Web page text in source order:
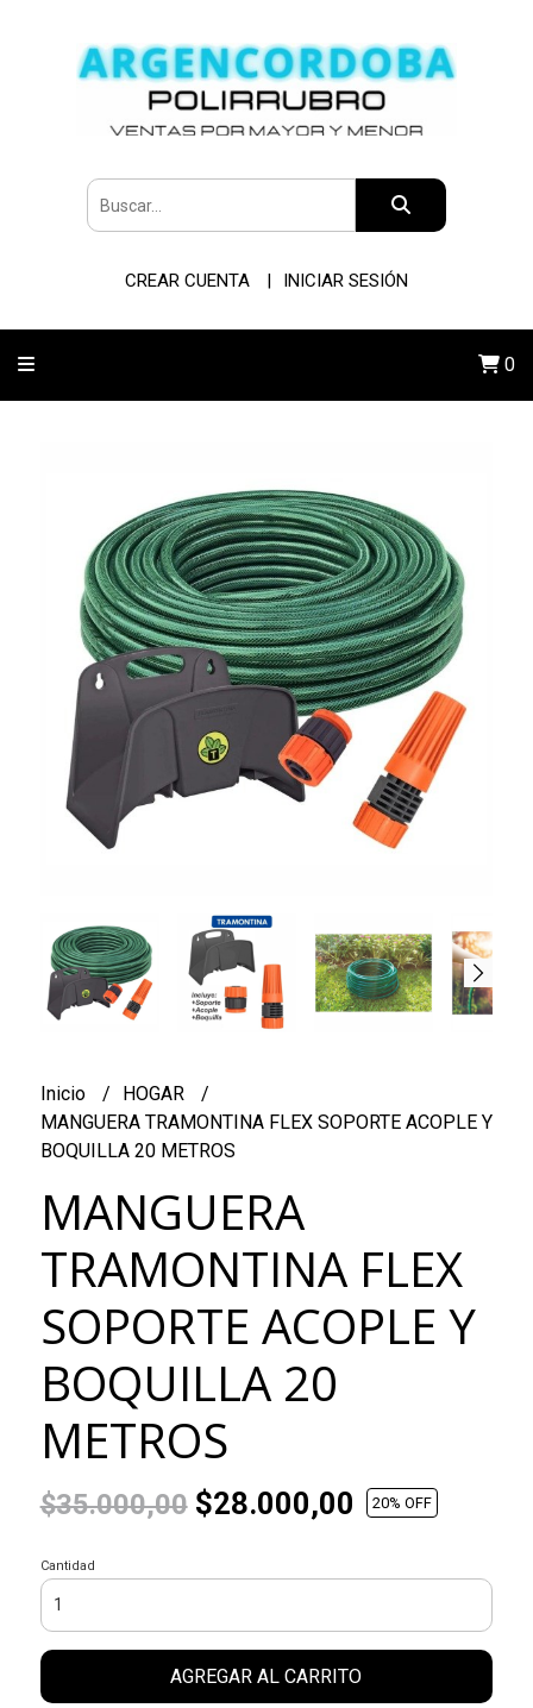
CREAR CUENTA INICIAR SESIÓN
0
Inicio
HOGAR
MANGUERA TRAMONTINA FLEX SOPORTE ACOPLE Y
BOQUILLA 20 METROS
MANGUERA
TRAMONTINA FLEX
SOPORTE ACOPLE Y
BOQUILLA 20
METROS
$35.000,00$28.000,00 20% OFF
Cantidad
AGREGAR AL CARRITO